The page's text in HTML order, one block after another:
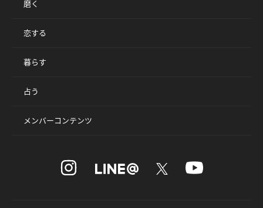
磨く
恋する
暮らす
占う
メンバーコンテンツ